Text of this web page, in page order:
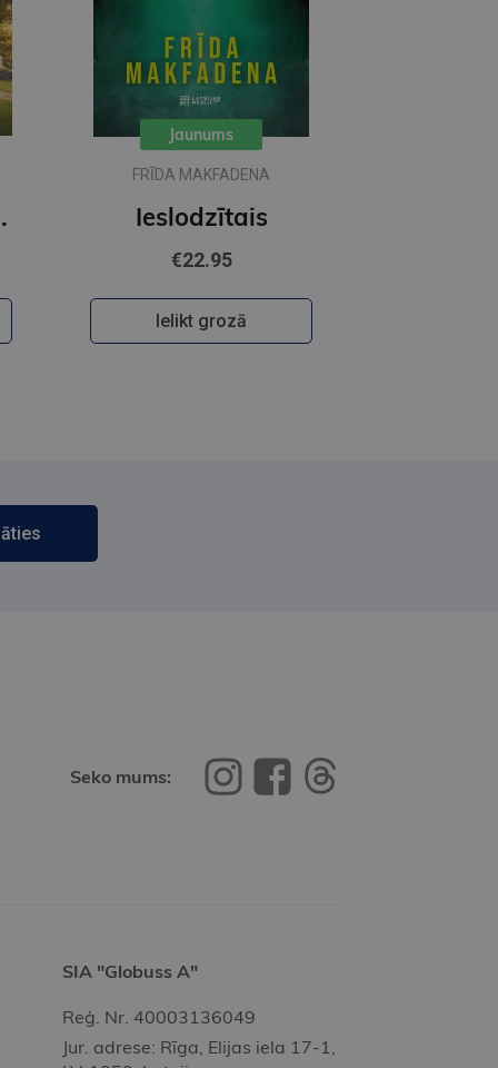
mistērijas
Jaunums
FRĪDA MAKFADENA
Ieslodzītais
€22.95
Ielikt grozā
Seko mums:
SIA "Globuss A"
Reģ. Nr. 40003136049
Jur. adrese: Rīga, Elijas iela 17-1,